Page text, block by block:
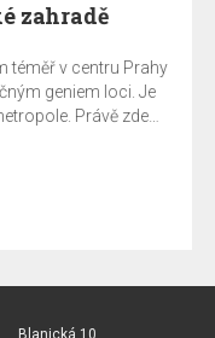
EA
EA BENEFIT
EuroAgentur
Blanická 10